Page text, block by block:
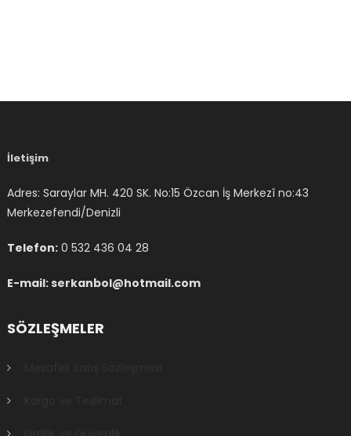
İletişim
Adres: Saraylar MH. 420 SK. No:15 Özcan İş Merkezî no:43
Merkezefendi/Denizli
Telefon: 0 532 436 04 28
E-mail: serkanbol@hotmail.com
SÖZLEŞMELER